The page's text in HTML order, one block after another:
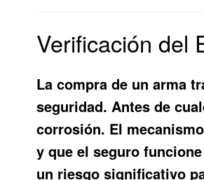
Verificación del
La compra de un arma
seguridad. Antes de
corrosión. El
y que el seguro
un riesgo significativo